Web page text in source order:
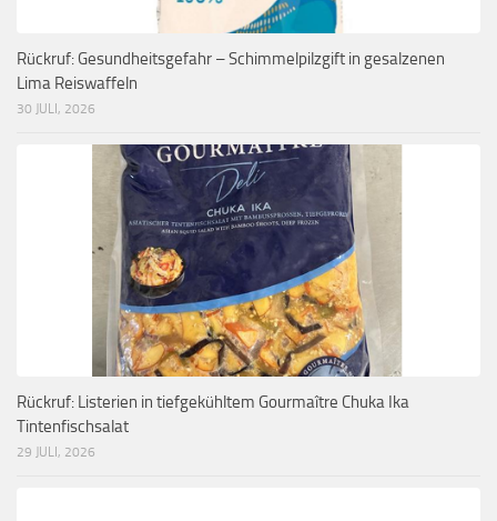
Rückruf: Gesundheitsgefahr – Schimmelpilzgift in gesalzenen
Lima Reiswaffeln
30 JULI, 2026
Rückruf: Listerien in tiefgekühltem Gourmaître Chuka Ika
Tintenfischsalat
29 JULI, 2026